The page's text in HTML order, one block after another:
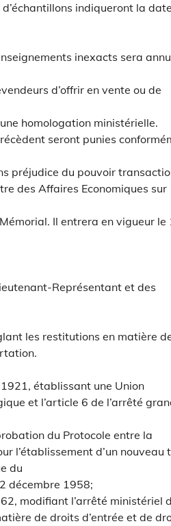
indiqueront la
inexacts sera
d’offrir en vente ou de
homologation ministérielle.
seront punies
préjudice du pouvoir
des Affaires Economiques sur
Il entrera en vigueur le
Représentant et des
les restitutions en matière
établissant une Union
et l’article 6 de l’arrêté
du Protocole entre la
l’établissement d’un nouveau
du
décembre 1958;
modifiant l’arrêté ministériel
de droits d’entrée et de